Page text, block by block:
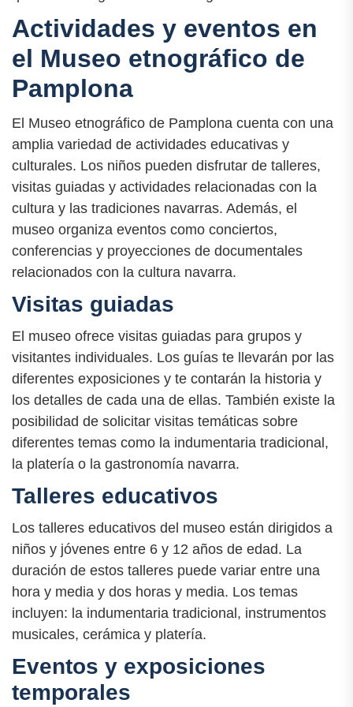
Actividades y eventos en
el Museo etnográfico de
Pamplona
El Museo etnográfico de Pamplona cuenta con una
amplia variedad de actividades educativas y
culturales. Los niños pueden disfrutar de talleres,
visitas guiadas y actividades relacionadas con la
cultura y las tradiciones navarras. Además, el
museo organiza eventos como conciertos,
conferencias y proyecciones de documentales
relacionados con la cultura navarra.
Visitas guiadas
El museo ofrece visitas guiadas para grupos y
visitantes individuales. Los guías te llevarán por las
diferentes exposiciones y te contarán la historia y
los detalles de cada una de ellas. También existe la
posibilidad de solicitar visitas temáticas sobre
diferentes temas como la indumentaria tradicional,
la platería o la gastronomía navarra.
Talleres educativos
Los talleres educativos del museo están dirigidos a
niños y jóvenes entre 6 y 12 años de edad. La
duración de estos talleres puede variar entre una
hora y media y dos horas y media. Los temas
incluyen: la indumentaria tradicional, instrumentos
musicales, cerámica y platería.
Eventos y exposiciones
temporales